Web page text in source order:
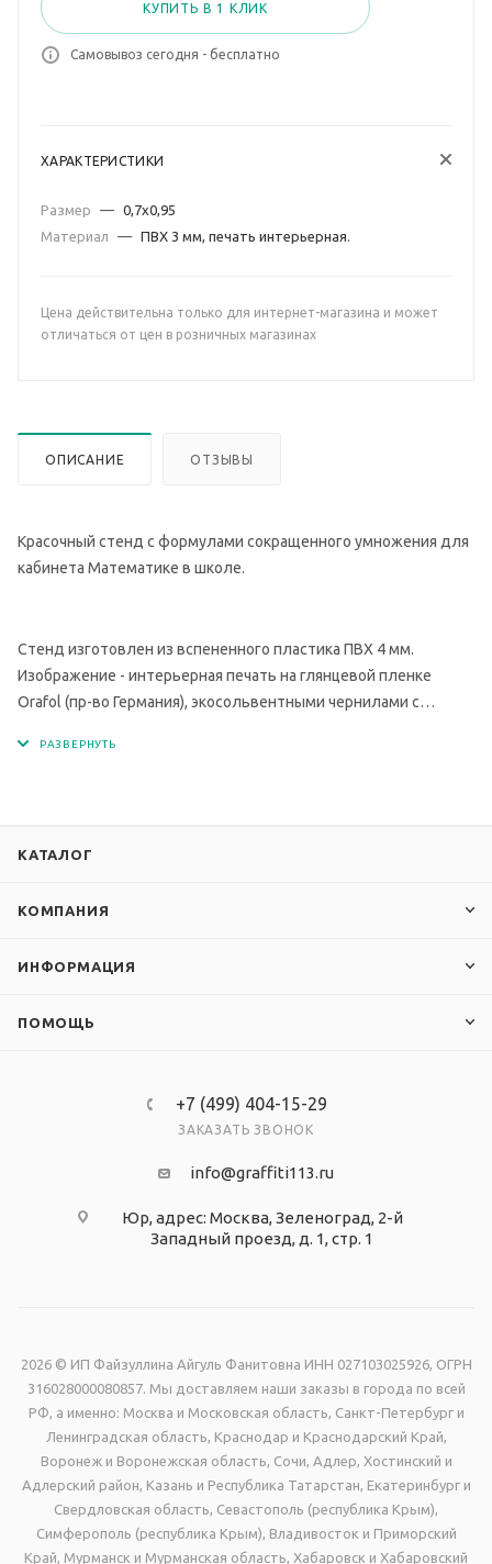
КУПИТЬ В 1 КЛИК
Самовывоз сегодня - бесплатно
ХАРАКТЕРИСТИКИ
Размер — 0,7х0,95
Материал
— ПВХ 3 мм, печать интерьерная.
Цена действительна только для интернет-магазина и может
отличаться от цен в розничных магазинах
ОПИСАНИЕ ОТЗЫВЫ
Красочный стенд с формулами сокращенного умножения для
кабинета Математике в школе.
Стенд изготовлен из вспененного пластика ПВХ 4 мм.
Изображение - интерьерная печать на глянцевой пленке
Orafol (пр-во Германия), экосольвентными чернилами с
КАТАЛОГ
КОМПАНИЯ
ИНФОРМАЦИЯ
ПОМОЩЬ
+7 (499) 404-15-29
ЗАКАЗАТЬ ЗВОНОК
info@graffiti113.ru
Юр, адрес: Москва, Зеленоград, 2-й
Западный проезд, д. 1, стр. 1
2026 © ИП Файзуллина Айгуль Фанитовна ИНН 027103025926, ОГРН
316028000080857. Мы доставляем наши заказы в города по всей
РФ, а именно: Москва и Московская область, Санкт-Петербург и
Ленинградская область, Краснодар и Краснодарский Край,
Воронеж и Воронежская область, Сочи, Адлер, Хостинский и
Адлерский район, Казань и Республика Татарстан, Екатеринбург и
Свердловская область, Севастополь (республика Крым),
Симферополь (республика Крым), Владивосток и Приморский
Край, Мурманск и Мурманская область, Хабаровск и Хабаровский